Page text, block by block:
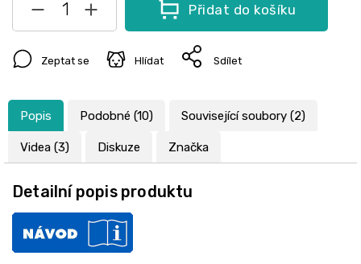
Přidat do košíku
Zeptat se Hlídat Sdílet
Popis Podobné (10) Související soubory (2)
Videa (3) Diskuze Značka
Detailní popis produktu